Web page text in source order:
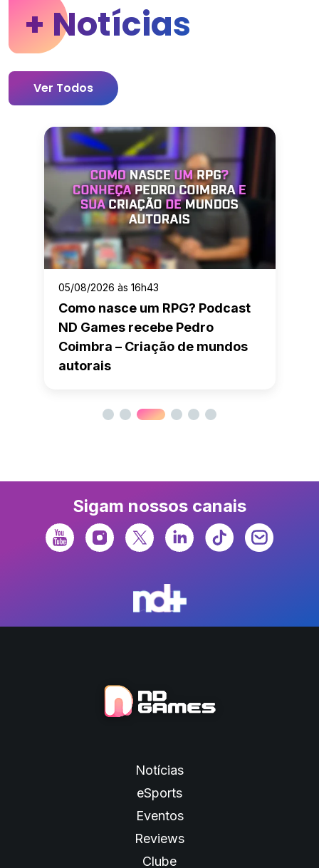
+ Notícias
Ver Todos
05/08/2026 às 16h43
Como nasce um RPG? Podcast
ND Games recebe Pedro
Coimbra – Criação de mundos
autorais
Sigam nossos canais
Notícias
eSports
Eventos
Reviews
Clube